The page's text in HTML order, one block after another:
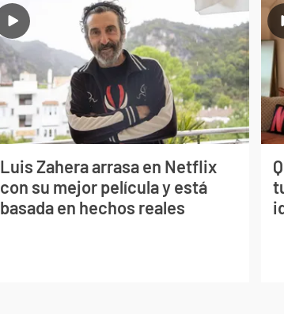
Luis Zahera arrasa en Netflix
con su mejor película y está
basada en hechos reales